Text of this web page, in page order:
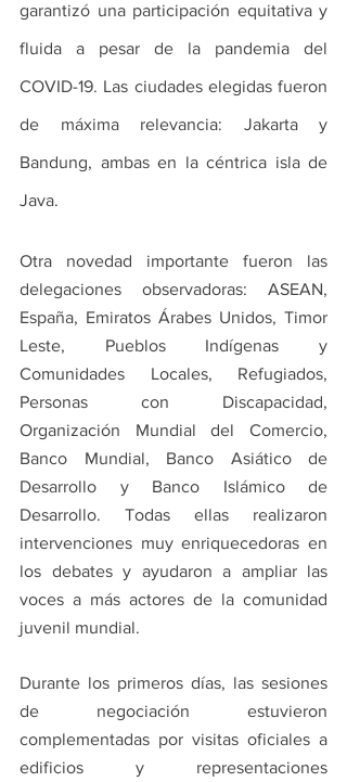
garantizó una participación equitativa y
fluida a pesar de la pandemia del
COVID-19. Las ciudades elegidas fueron
de máxima relevancia: Jakarta y
Bandung, ambas en la céntrica isla de
Java.
Otra novedad importante fueron las
delegaciones observadoras: ASEAN,
España, Emiratos Árabes Unidos, Timor
Leste, Pueblos Indígenas y
Comunidades Locales, Refugiados,
Personas con Discapacidad,
Organización Mundial del Comercio,
Banco Mundial, Banco Asiático de
Desarrollo y Banco Islámico de
Desarrollo. Todas ellas realizaron
intervenciones muy enriquecedoras en
los debates y ayudaron a ampliar las
voces a más actores de la comunidad
juvenil mundial.
Durante los primeros días, las sesiones
de negociación estuvieron
complementadas por visitas oficiales a
edificios y representaciones